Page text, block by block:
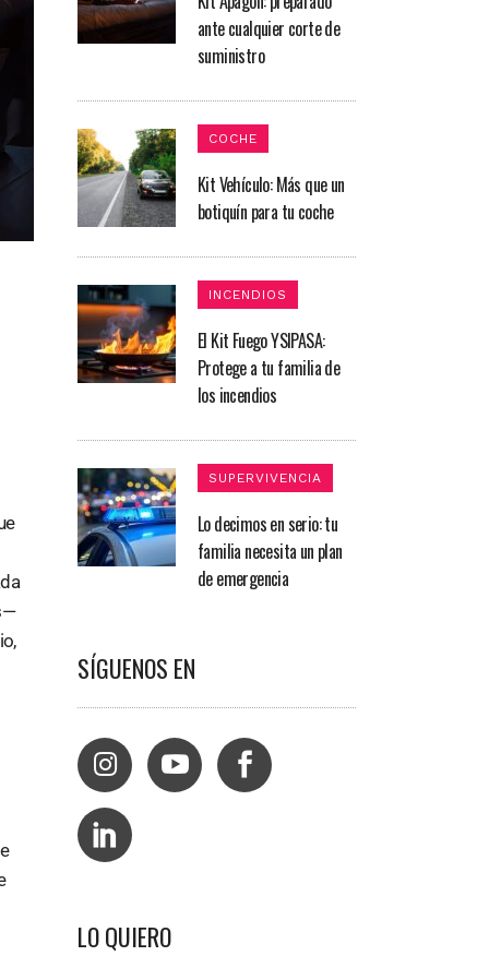
ante cualquier corte de
suministro
COCHE
Kit Vehículo: Más que un
botiquín para tu coche​
INCENDIOS
El Kit Fuego YSIPASA:
Protege a tu familia de
los incendios
SUPERVIVENCIA
Lo decimos en serio: tu
familia necesita un plan
de emergencia
SÍGUENOS EN
LO QUIERO